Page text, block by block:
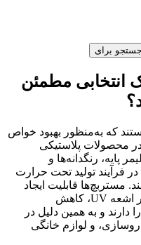
جستجو برای
انتخابی مطمئن
که به‌منظور بهبود خواص
محصولات پلاستیکی
پایه، رنگدانه‌ها و
فرآیند تولید تحت حرارت
مستربچ‌ها قابلیت ایجاد
رنگ‌های متنوع، بهبود مقاومت در برابر اشعه UV، کاهش
دارند و به همین دلیل در
و لوازم خانگی